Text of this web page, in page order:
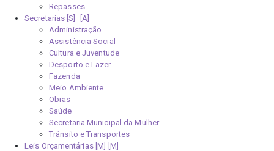
Repasses
Secretarias [S]
Administração
Assistência Social
Cultura e Juventude
Desporto e Lazer
Fazenda
Meio Ambiente
Obras
Saúde
Secretaria Municipal da Mulher
Trânsito e Transportes
Leis Orçamentárias [M]